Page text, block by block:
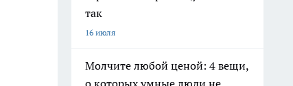
так
16 июля
Молчите любой ценой: 4 вещи,
о которых умные люди не